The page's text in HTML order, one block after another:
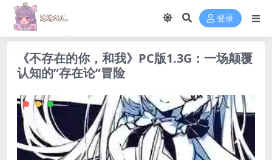
登录
《不存在的你，和我》PC版1.3G：一场颠覆
认知的”存在论”冒险